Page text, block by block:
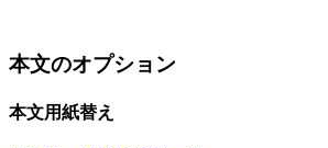
本文のオプション
本文用紙替え